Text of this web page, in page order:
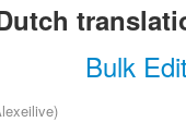
Bulk
)